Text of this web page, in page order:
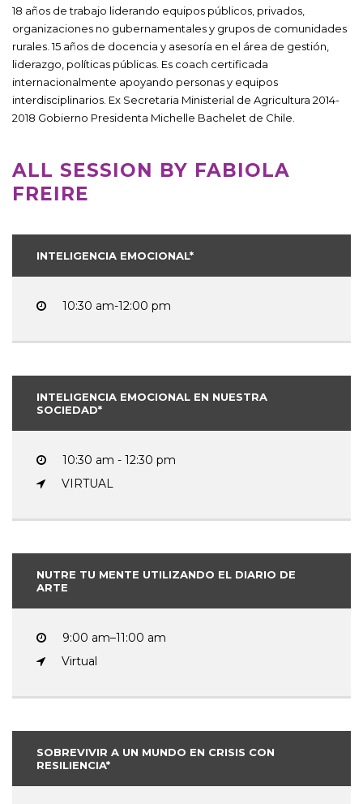
18 años de trabajo liderando equipos públicos, privados,
organizaciones no gubernamentales y grupos de comunidades
rurales. 15 años de docencia y asesoría en el área de gestión,
liderazgo, políticas públicas. Es coach certificada
internacionalmente apoyando personas y equipos
interdisciplinarios. Ex Secretaria Ministerial de Agricultura 2014-
2018 Gobierno Presidenta Michelle Bachelet de Chile.
ALL SESSION BY FABIOLA
FREIRE
INTELIGENCIA EMOCIONAL*
10:30 am-12:00 pm
INTELIGENCIA EMOCIONAL EN NUESTRA
SOCIEDAD*
10:30 am - 12:30 pm
VIRTUAL
NUTRE TU MENTE UTILIZANDO EL DIARIO DE
ARTE
9:00 am–11:00 am
Virtual
SOBREVIVIR A UN MUNDO EN CRISIS CON
RESILIENCIA*